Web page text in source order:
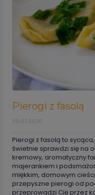
Pierogi z fasolą
30.07.2026
Pierogi z fasolą to
świetnie sprawdzi się na
kremowy, aromatyczny
majerankiem i
miękkim, domowym
przepyszne pierogi od
przeprowadzi Cię przez